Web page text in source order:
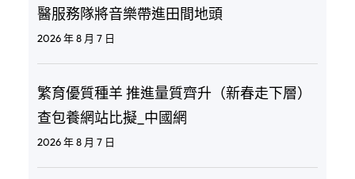
醫服務隊將音樂帶進田間地頭
2026 年 8 月 7 日
繁育優質種羊 推進量質齊升（新春走下層）
查包養網站比擬_中國網
2026 年 8 月 7 日